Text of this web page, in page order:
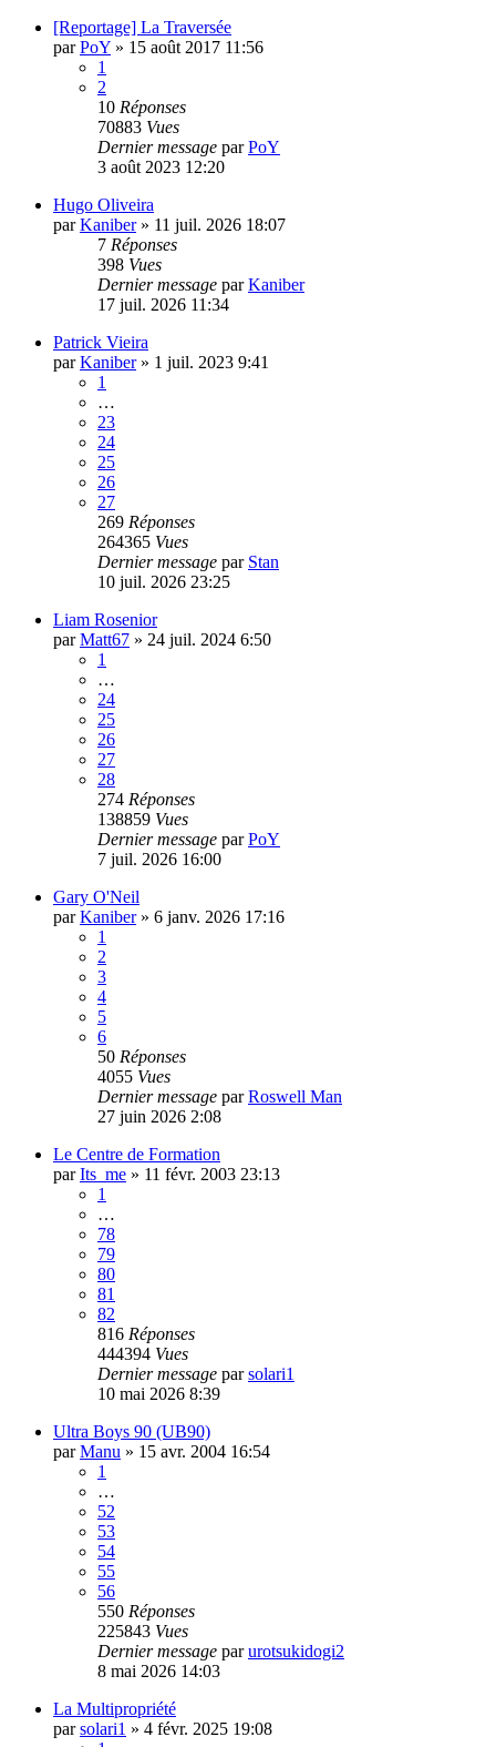
[Reportage] La Traversée
parPoY » 15 août 2017 11:56
1
2
10 Réponses
70883 Vues
Dernier message parPoY
3 août 2023 12:20
Hugo Oliveira
parKaniber» 11 juil. 2026 18:07
7 Réponses
398 Vues
Dernier message parKaniber
17 juil. 2026 11:34
Patrick Vieira
parKaniber» 1 juil. 2023 9:41
1
…
23
24
25
26
27
269 Réponses
264365 Vues
Dernier message par Stan
10 juil. 2026 23:25
Liam Rosenior
parMatt67 » 24 juil. 2024 6:50
1
…
24
25
26
27
28
274 Réponses
138859 Vues
Dernier message parPoY
7 juil. 2026 16:00
Gary O'Neil
parKaniber» 6 janv. 2026 17:16
1
2
3
4
5
6
50 Réponses
4055 Vues
Dernier message parRoswell Man
27 juin 2026 2:08
Le Centre de Formation
parIts_me » 11 févr. 2003 23:13
1
…
78
79
80
81
82
816 Réponses
444394 Vues
Dernier message parsolari1
10 mai 2026 8:39
Ultra Boys 90 (UB90)
parManu » 15 avr. 2004 16:54
1
…
52
53
54
55
56
550 Réponses
225843 Vues
Dernier message parurotsukidogi2
8 mai 2026 14:03
La Multipropriété
parsolari1 » 4 févr. 2025 19:08